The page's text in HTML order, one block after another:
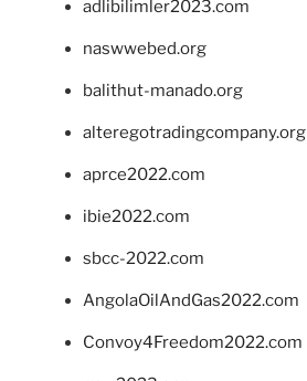
adlibilimler2023.com
naswwebed.org
balithut-manado.org
alteregotradingcompany.org
aprce2022.com
ibie2022.com
sbcc-2022.com
AngolaOilAndGas2022.com
Convoy4Freedom2022.com